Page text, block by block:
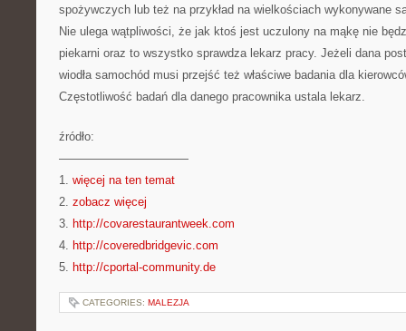
spożywczych lub też na przykład na wielkościach wykonywane
Nie ulega wątpliwości, że jak ktoś jest uczulony na mąkę nie
piekarni oraz to wszystko sprawdza lekarz pracy. Jeżeli dana
wiodła samochód musi przejść też właściwe badania dla
Częstotliwość badań dla danego pracownika ustala lekarz.
źródło:
———————————
1. więcej na ten temat
2. zobacz więcej
3. http://covarestaurantweek.com
4. http://coveredbridgevic.com
5. http://cportal-community.de
CATEGORIES: MALEZJA